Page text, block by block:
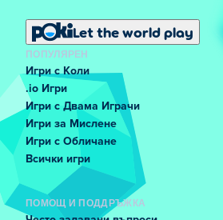
Let the world play
ПОПУЛЯРЕН
Игри с Коли
.io Игри
Игри с Двама Играчи
Игри за Мислене
Игри с Обличане
Всички игри
ПОМОЩ И ПОДДРЪЖКА